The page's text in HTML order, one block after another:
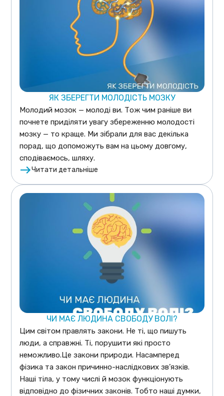
ЯК ЗБЕРЕГТИ МОЛОДІСТЬ МОЗКУ
Молодий мозок — молоді ви. Тож чим раніше ви
почнете приділяти увагу збереженню молодості
мозку — то краще. Ми зібрали для вас декілька
порад, що допоможуть вам на цьому довгому,
сподіваємось, шляху.
Читати детальніше
ЧИ МАЄ ЛЮДИНА СВОБОДУ ВОЛІ?
Цим світом правлять закони. Не ті, що пишуть
люди, а справжні. Ті, порушити які просто
неможливо.Це закони природи. Насамперед
фізика та закон причинно-наслідкових зв’язків.
Наші тіла, у тому числі й мозок функціонують
відповідно до фізичних законів. Тобто наші думки,